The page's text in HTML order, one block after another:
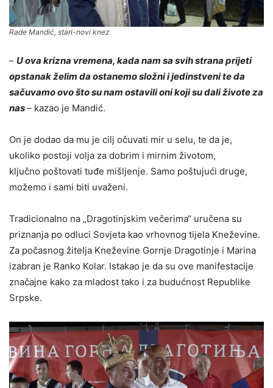
Rade Mandić, stari-novi knez
– U ova krizna vremena, kada nam sa svih strana prijeti
opstanak želim da ostanemo složni i jedinstveni te da
sačuvamo ovo što su nam ostavili oni koji su dali živote za
nas– kazao je Mandić.
On je dodao da mu je cilj očuvati mir u selu, te da je,
ukoliko postoji volja za dobrim i mirnim životom,
ključno poštovati tuđe mišljenje. Samo poštujući druge,
možemo i sami biti uvaženi.
Tradicionalno na „Dragotinjskim večerima“ uručena su
priznanja po odluci Sovjeta kao vrhovnog tijela Kneževine.
Za počasnog žitelja Kneževine Gornje Dragotinje i Marina
izabran je Ranko Kolar. Istakao je da su ove manifestacije
značajne kako za mladost tako i za budućnost Republike
Srpske.